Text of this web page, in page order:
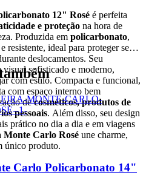
12" Rosé é perfeita
e proteção na hora de
Produzida em policarbonato,
resistente, ideal para proteger seus
deslocamentos. Seu
visual sofisticado e moderno,
com estilo. Compacta e funcional,
com espaço interno bem
decosméticos, produtos de
pessoais. Além disso, seu design
prático no dia a dia e em viagens
Monte Carlo Rosé une charme,
único produto.
Carlo Policarbonato 14"